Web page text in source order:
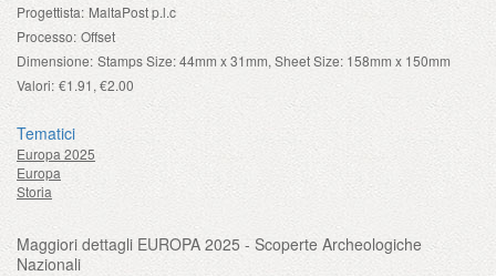
Progettista: MaltaPost p.l.c
Processo: Offset
Dimensione: Stamps Size: 44mm x 31mm, Sheet Size: 158mm x 150mm
Valori: €1.91, €2.00
Tematici
Europa 2025
Europa
Storia
Maggiori dettagli EUROPA 2025 - Scoperte Archeologiche
Nazionali